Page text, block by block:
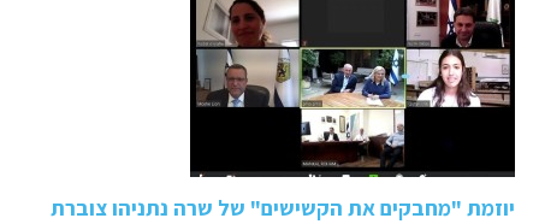
יוזמת "מחבקים את הקשישים" של שרה נתניהו צוברת